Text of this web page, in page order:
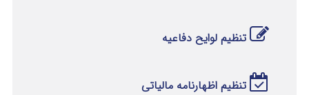
تنظیم لوایح دفاعیه
تنظیم اظهارنامه مالیاتی